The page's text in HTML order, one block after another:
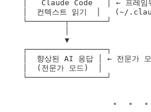
│   Claude Code   │ ← 프레임
│  컨텍스트 읽기  │   (~/
└────────┬────────┘
┌─────────────────┐
│  향상된 AI 응답 │ ← 전문가 모
│  (전문가 모드)  │